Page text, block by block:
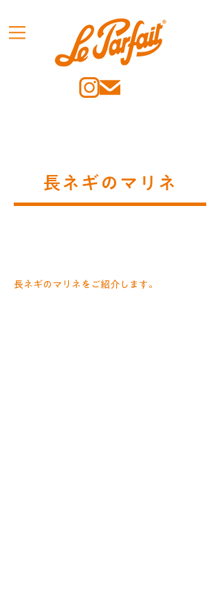
長ネギのマリネ
長ネギのマリネをご紹介します。